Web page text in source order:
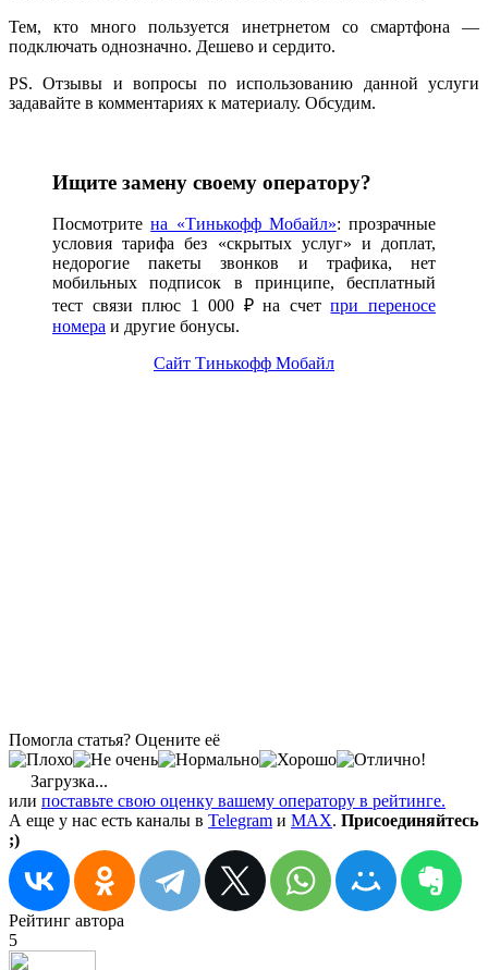
Тем, кто много пользуется инетрнетом со смартфона —
подключать однозначно. Дешево и сердито.
PS. Отзывы и вопросы по использованию данной услуги
задавайте в комментариях к материалу. Обсудим.
Ищите замену своему оператору?
Посмотритена «Тинькофф Мобайл»: прозрачные
условия тарифа без «скрытых услуг» и доплат,
недорогие пакеты звонков и трафика, нет
мобильных подписок в принципе, бесплатный
тест связи плюс 1 000 ₽ на счетпри переносе
номера и другие бонусы.
Сайт Тинькофф Мобайл
Помогла статья? Оцените её
Загрузка...
или поставьте свою оценку вашему оператору в рейтинге.
А еще у нас есть каналы в Telegram и MAX. Присоединяйтесь
;)
Рейтинг автора
5